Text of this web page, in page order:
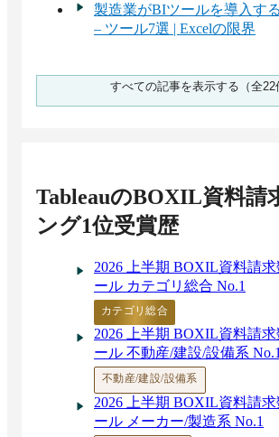
製造業がBIツールを導入す
– ツール7選 | Excelの限界
BIツール比較23選 わかりや
方・おすすめサービス
BIツールのTableau ・Domo・
を比較 | 料金や評判
Macで利用できるBIツールを
ダッシュボード作成ツール
システム・BIツール【無料あ
AIを搭載したBIツール10選
オンプレミスで導入できる
能・料金比較
セールステックツールおす
類・活用ポイント
LookerとTableau（タブロー
き？主要BIツールを徹底比較
すべての記事を表示する（全22
TableauのBOXIL資料請
ング1位受賞歴
2026 上半期 BOXIL資料請
ール カテゴリ総合 No.1
カテゴリ総合
2026 上半期 BOXIL資料請
ール 不動産/建設/設備系 No.1
不動産/建設/設備系
2026 上半期 BOXIL資料請
ール メーカー/製造系 No.1